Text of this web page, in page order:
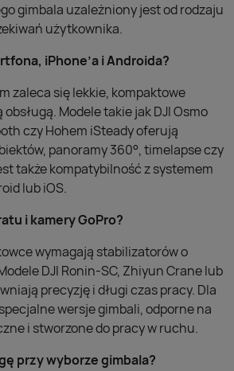
gimbala uzależniony jest od rodzaju
użytkownika.
iPhone’a i Androida?
zaleca się lekkie, kompaktowe
Modele takie jak DJI Osmo
czy Hohem iSteady oferują
panoramy 360°, timelapse czy
także kompatybilność z systemem
lub iOS.
i kamery GoPro?
wymagają stabilizatorów o
DJI Ronin-SC, Zhiyun Crane lub
precyzję i długi czas pracy. Dla
wersje gimbali, odporne na
i stworzone do pracy w ruchu.
przy wyborze gimbala?